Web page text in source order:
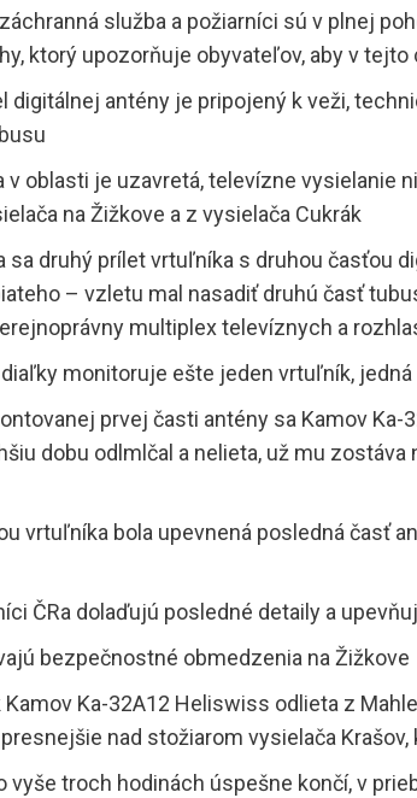
služba a požiarníci sú v plnej
ktorý upozorňuje obyvateľov, aby v
digitálnej antény je pripojený k veži,
v oblasti je uzavretá, televízne vysielanie
na Žižkove a z vysielača Cukrák
sa druhý prílet vrtuľníka s druhou časťou
– vzletu mal nasadiť druhú časť
multiplex televíznych a
monitoruje ešte jeden vrtuľník, jedná
prvej časti antény sa Kamov
dobu odlmlčal a nelieta, už mu
vrtuľníka bola upevnená posledná časť
ČRa dolaďujú posledné detaily a
bezpečnostné obmedzenia na Žižkove
Ka-32A12 Heliswiss odlieta z
nad stožiarom vysielača
vyše troch hodinách úspešne končí, v